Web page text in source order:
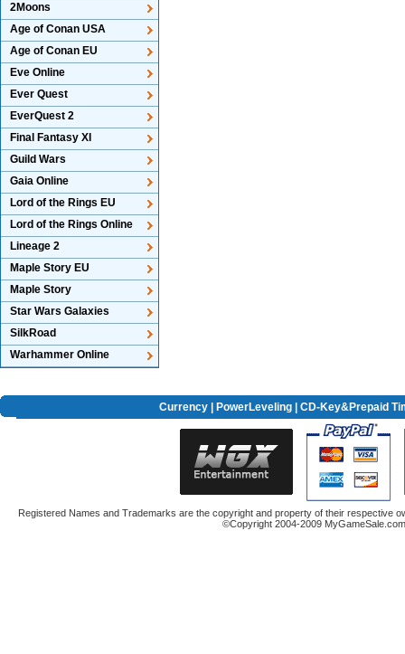
2Moons
Age of Conan USA
Age of Conan EU
Eve Online
Ever Quest
EverQuest 2
Final Fantasy XI
Guild Wars
Gaia Online
Lord of the Rings EU
Lord of the Rings Online
Lineage 2
Maple Story EU
Maple Story
Star Wars Galaxies
SilkRoad
Warhammer Online
Currency| PowerLeveling| CD-Key&Prepaid
Registered Names and Trademarks are the copyright and property of their respective
©Copyright 2004-2009